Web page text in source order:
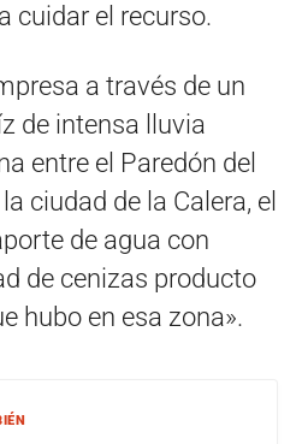
cuidar el recurso.
a través de un
de intensa lluvia
entre el Paredón del
ciudad de la Calera, el
de agua con
de cenizas producto
hubo en esa zona».